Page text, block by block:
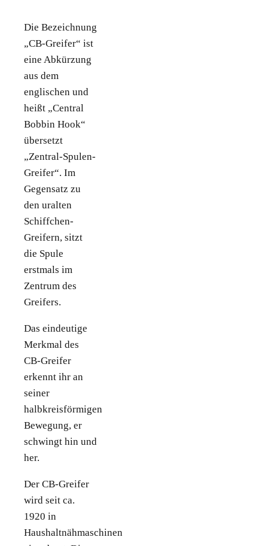
Die Bezeichnung
„CB-Greifer“ ist
eine Abkürzung
aus dem
englischen und
heißt „Central
Bobbin Hook“
übersetzt
„Zentral-Spulen-
Greifer“. Im
Gegensatz zu
den uralten
Schiffchen-
Greifern, sitzt
die Spule
erstmals im
Zentrum des
Greifers.
Das eindeutige
Merkmal des
CB-Greifer
erkennt ihr an
seiner
halbkreisförmigen
Bewegung, er
schwingt hin und
her.
Der CB-Greifer
wird seit ca.
1920 in
Haushaltnähmaschinen